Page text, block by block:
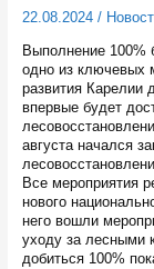
22.08.2024/
Выполнение 100%
одно из ключевых
развития Карелии
впервые будет
августа начался
Все мероприятия
нового
него вошли
уходу за лесными
добиться 100%